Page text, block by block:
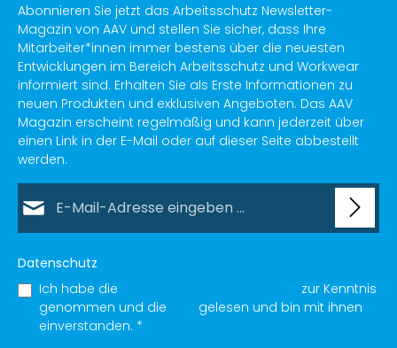
Abonnieren Sie jetzt das Arbeitsschutz Newsletter-
Magazin von AAV und stellen Sie sicher, dass Ihre
Mitarbeiter*innen immer bestens über die neuesten
Entwicklungen im Bereich Arbeitsschutz und Workwear
informiert sind. Erhalten Sie als Erste Informationen zu
neuen Produkten und exklusiven Angeboten. Das AAV
Magazin erscheint regelmäßig und kann jederzeit über
einen Link in der E-Mail oder auf dieser Seite abbestellt
werden.
Datenschutz
Ich habe die
zur Kenntnis
genommen und die
gelesen und bin mit ihnen
einverstanden. *